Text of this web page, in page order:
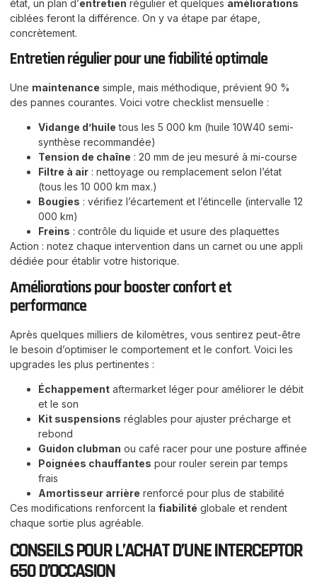
état, un plan d’entretien régulier et quelques améliorations
ciblées feront la différence. On y va étape par étape,
concrètement.
Entretien régulier pour une fiabilité optimale
Une maintenance simple, mais méthodique, prévient 90 %
des pannes courantes. Voici votre checklist mensuelle :
Vidange d’huile tous les 5 000 km (huile 10W40 semi-
synthèse recommandée)
Tension de chaîne : 20 mm de jeu mesuré à mi-course
Filtre à air : nettoyage ou remplacement selon l’état
(tous les 10 000 km max.)
Bougies : vérifiez l’écartement et l’étincelle (intervalle 12
000 km)
Freins : contrôle du liquide et usure des plaquettes
Action : notez chaque intervention dans un carnet ou une appli
dédiée pour établir votre historique.
Améliorations pour booster confort et
performance
Après quelques milliers de kilomètres, vous sentirez peut-être
le besoin d’optimiser le comportement et le confort. Voici les
upgrades les plus pertinentes :
Échappement aftermarket léger pour améliorer le débit
et le son
Kit suspensions réglables pour ajuster précharge et
rebond
Guidon clubman ou café racer pour une posture affinée
Poignées chauffantes pour rouler serein par temps
frais
Amortisseur arrière renforcé pour plus de stabilité
Ces modifications renforcent la fiabilité globale et rendent
chaque sortie plus agréable.
CONSEILS POUR L’ACHAT D’UNE INTERCEPTOR
650 D’OCCASION